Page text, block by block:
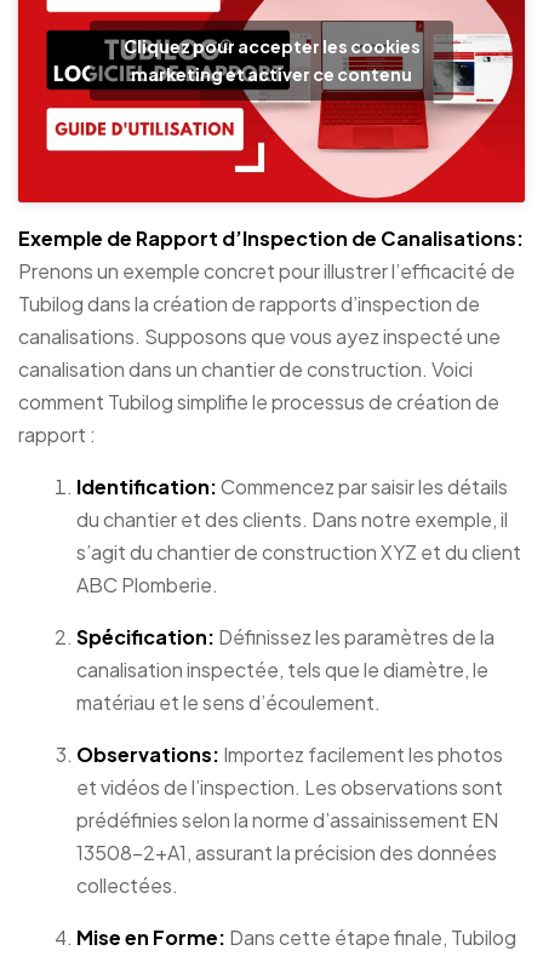
Cliquez pour accepter les cookies
marketing et activer ce contenu
Exemple de Rapport d’Inspection de Canalisations:
Prenons un exemple concret pour illustrer l’efficacité de
Tubilog dans la création de rapports d’inspection de
canalisations. Supposons que vous ayez inspecté une
canalisation dans un chantier de construction. Voici
comment Tubilog simplifie le processus de création de
rapport :
Identification:Commencez par saisir les détails
du chantier et des clients. Dans notre exemple, il
s’agit du chantier de construction XYZ et du client
ABC Plomberie.
Spécification: Définissez les paramètres de la
canalisation inspectée, tels que le diamètre, le
matériau et le sens d’écoulement.
Observations: Importez facilement les photos
et vidéos de l’inspection. Les observations sont
prédéfinies selon la norme d’assainissement EN
13508-2+A1, assurant la précision des données
collectées.
Mise en Forme: Dans cette étape finale, Tubilog